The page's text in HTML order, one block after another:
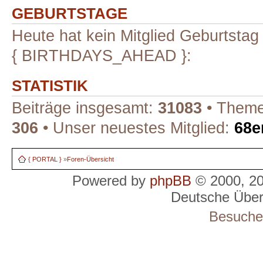
GEBURTSTAGE
Heute hat kein Mitglied Geburtstag
{ BIRTHDAYS_AHEAD }:
STATISTIK
Beiträge insgesamt: 31083 •
306 • Unser neuestes Mitglied:
{ PORTAL } »Foren-Übersicht
Powered by phpBB © 2000,
Deutsche